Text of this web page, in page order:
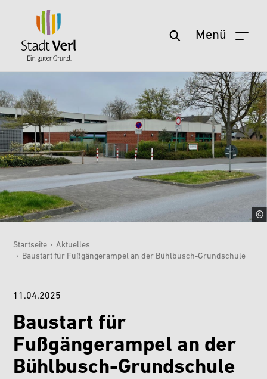
Zum Hauptinhalt springen Menü
Sie sind hier:
Startseite › Aktuelles
› Baustart für Fußgängerampel an der Bühlbusch-Grundschule
11.04.2025
Baustart für
Fußgängerampel an der
Bühlbusch-Grundschule